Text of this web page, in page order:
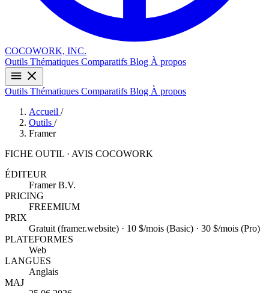
COCOWORK, INC.
Outils Thématiques Comparatifs Blog À propos
Outils Thématiques Comparatifs Blog À propos
Accueil /
Outils /
Framer
FICHE OUTIL · AVIS COCOWORK
ÉDITEUR
Framer B.V.
PRICING
FREEMIUM
PRIX
Gratuit (framer.website) · 10 $/mois (Basic) · 30 $/mois (Pro)
PLATEFORMES
Web
LANGUES
Anglais
MAJ